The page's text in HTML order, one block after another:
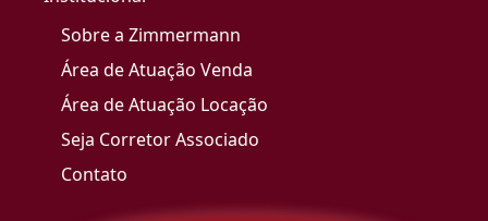
Sobre a Zimmermann
Área de Atuação Venda
Área de Atuação Locação
Seja Corretor Associado
Contato